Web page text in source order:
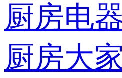
厨房电
厨房大